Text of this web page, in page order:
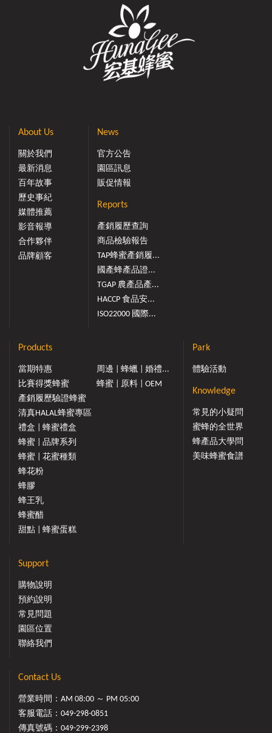
About Us
關於我們
最新消息
百年故事
歷史事紀
媒體推薦
影音報導
合作夥伴
品牌顧客
News
官方公告
園區訊息
販促情報
Reports
產銷履歷查詢
商品檢驗報告
TAP蜂蜜產銷履...
國產蜂產品證...
TGAP 農產品產...
HACCP 食品安...
ISO22000 國際...
Products
當期特惠
比賽得獎蜂蜜
產銷履歷驗證蜂蜜
清真HALAL蜂蜜專區
禮盒 | 蜂蜜禮盒
蜂蜜 | 品牌系列
蜂蜜 | 花蜜種類
蜂花粉
蜂膠
蜂王乳
蜂蜜醋
甜點 | 蜂蜜蛋糕
周邊 | 蜂蠟 | 婚禮...
蜂蜜 | 原料 | OEM
Park
體驗活動
Knowledge
常見的小疑問
蜜蜂的全世界
蜂產品大學問
美味蜂蜜食譜
Support
購物說明
預約說明
常見問題
園區位置
聯絡我們
Contact Us
營業時間：AM 08:00 ～ PM 05:00
客服電話： 049-298-0851
傳真號碼：049-299-2398